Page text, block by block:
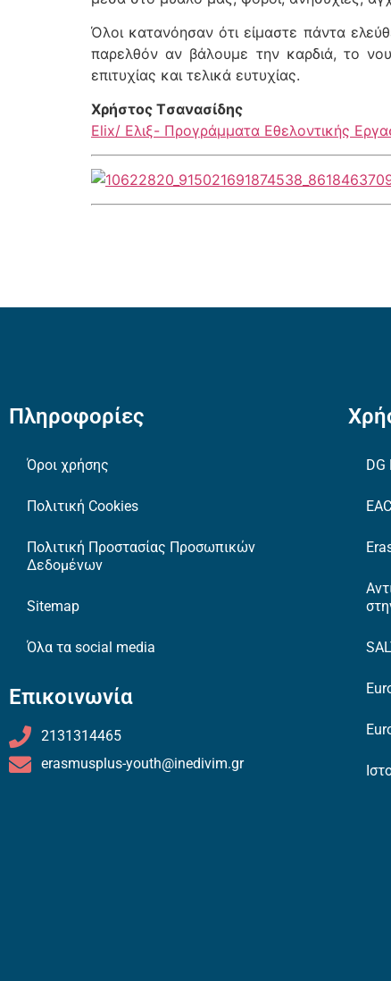
Όλοι κατανόησαν ότι είμαστε πάντα
παρελθόν αν βάλουμε την καρδιά, το
επιτυχίας και τελικά ευτυχίας.
Χρήστος Tσανασίδης
Elix/ Ελιξ- Προγράμματα Εθελοντικής
Πληροφορίες
Όροι χρήσης
Πολιτική Cookies
Πολιτική Προστασίας Προσωπικών
Δεδομένων
Sitemap
Όλα τα social media
Επικοινωνία
2131314465
erasmusplus-youth@inedivim.gr
DG